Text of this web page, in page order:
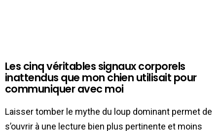
Les cinq véritables signaux corporels
inattendus que mon chien utilisait pour
communiquer avec moi
Laisser tomber le mythe du loup dominant permet de
s’ouvrir à une lecture bien plus pertinente et moins